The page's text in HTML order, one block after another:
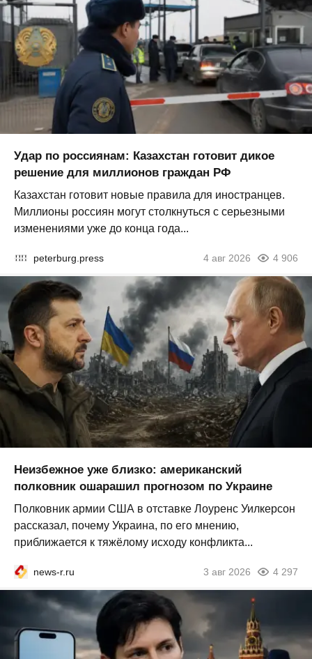
Удар по россиянам: Казахстан готовит дикое
решение для миллионов граждан РФ
Казахстан готовит новые правила для иностранцев.
Миллионы россиян могут столкнуться с серьезными
изменениями уже до конца года...
peterburg.press 4 авг 2026 4 906
Неизбежное уже близко: американский
полковник ошарашил прогнозом по Украине
Полковник армии США в отставке Лоуренс Уилкерсон
рассказал, почему Украина, по его мнению,
приближается к тяжёлому исходу конфликта...
news-r.ru 3 авг 2026 4 297